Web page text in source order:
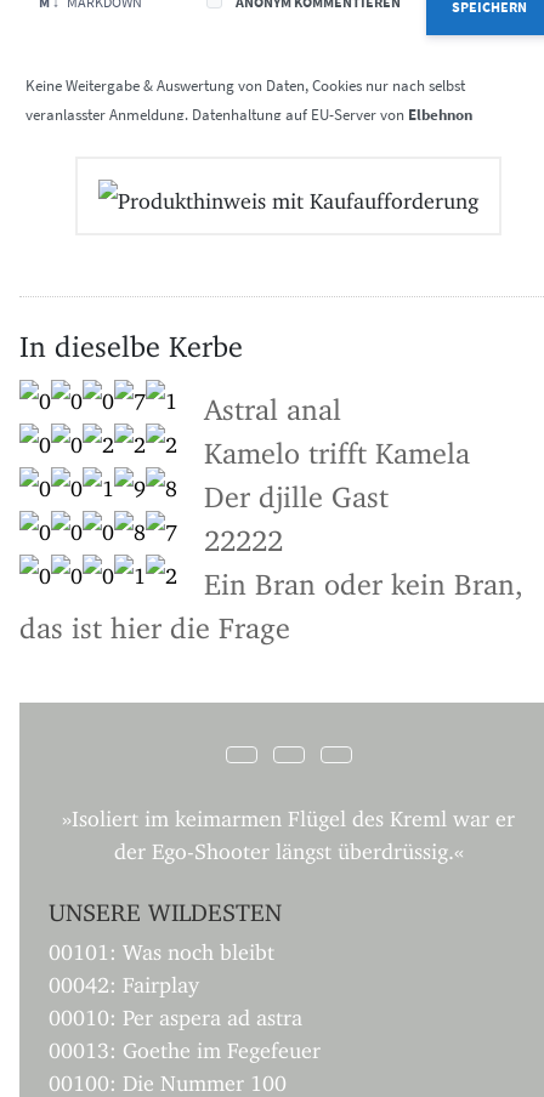
SPEICHERN
Elbehnon
In dieselbe Kerbe
Astral anal
Kamelo trifft Kamela
Der djille Gast
22222
Ein Bran oder kein Bran,
das ist hier die Frage
»Isoliert im keimarmen Flügel des Kreml war er
der Ego-Shooter längst überdrüssig.«
UNSERE WILDESTEN
00101: Was noch bleibt
00042: Fairplay
00010: Per aspera ad astra
00013: Goethe im Fegefeuer
00100: Die Nummer 100